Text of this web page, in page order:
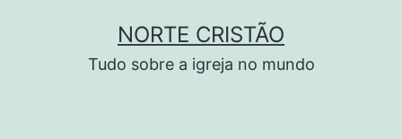
NORTE CRISTÃO
Tudo sobre a igreja no mundo